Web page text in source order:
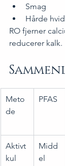
Smag
Hårde
RO fjerner
reducerer kalk.
Meto
de
PFAS
Aktivt
kul
Midd
el